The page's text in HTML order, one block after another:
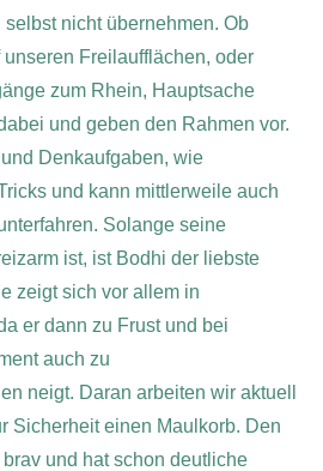
nicht übernehmen. Ob
Freilaufflächen, oder
zum Rhein, Hauptsache
und geben den Rahmen vor.
Denkaufgaben, wie
und kann mittlerweile auch
Solange seine
ist, ist Bodhi der liebste
zeigt sich vor allem in
er dann zu Frust und bei
auch zu
neigt. Daran arbeiten wir aktuell
Sicherheit einen Maulkorb. Den
und hat schon deutliche